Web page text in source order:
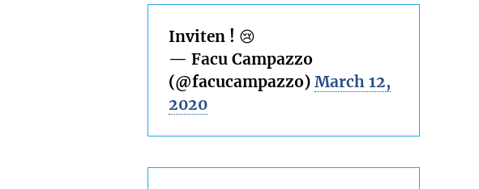
Inviten ! 😢
— Facu Campazzo
(@facucampazzo) March 12,
2020